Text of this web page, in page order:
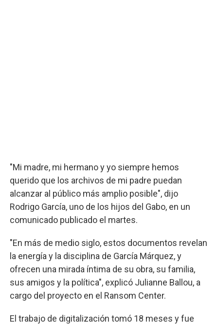
"Mi madre, mi hermano y yo siempre hemos
querido que los archivos de mi padre puedan
alcanzar al público más amplio posible", dijo
Rodrigo García, uno de los hijos del Gabo, en un
comunicado publicado el martes.
"En más de medio siglo, estos documentos revelan
la energía y la disciplina de García Márquez, y
ofrecen una mirada íntima de su obra, su familia,
sus amigos y la política", explicó Julianne Ballou, a
cargo del proyecto en el Ransom Center.
El trabajo de digitalización tomó 18 meses y fue